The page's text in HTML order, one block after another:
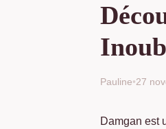
Pauline•27
Damgan est